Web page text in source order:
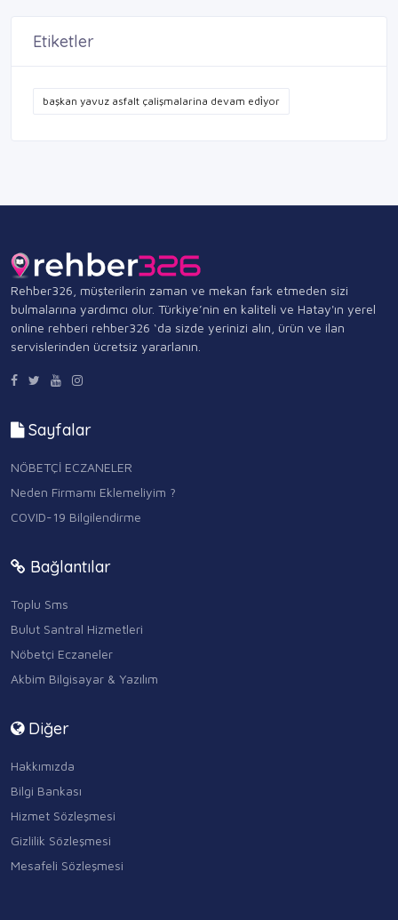
Etiketler
başkan yavuz asfalt çalişmalarina devam edi̇yor
Rehber326, müşterilerin zaman ve mekan fark etmeden sizi
bulmalarına yardımcı olur. Türkiye’nin en kaliteli ve Hatay'ın yerel
online rehberi rehber326 ‘da sizde yerinizi alın, ürün ve ilan
servislerinden ücretsiz yararlanın.
Sayfalar
NÖBETÇİ ECZANELER
Neden Firmamı Eklemeliyim ?
COVID-19 Bilgilendirme
Bağlantılar
Toplu Sms
Bulut Santral Hizmetleri
Nöbetçi Eczaneler
Akbim Bilgisayar & Yazılım
Diğer
Hakkımızda
Bilgi Bankası
Hizmet Sözleşmesi
Gizlilik Sözleşmesi
Mesafeli Sözleşmesi